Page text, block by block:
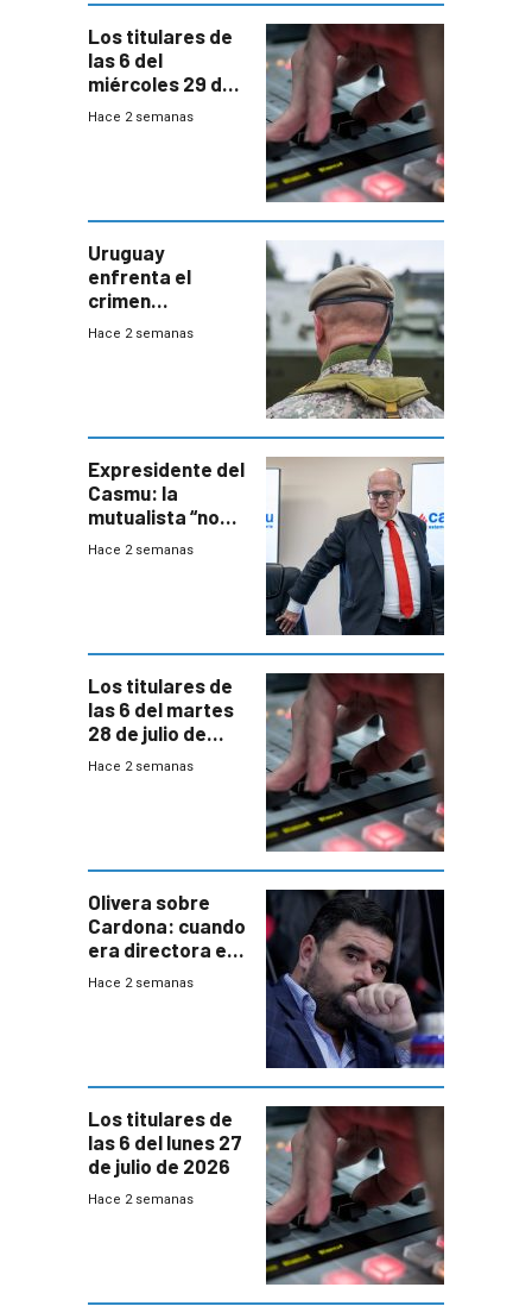
Los titulares de
las 6 del
miércoles 29 de
julio de 2026
Hace 2 semanas
Uruguay
enfrenta el
crimen
organizado con
seguridad
Hace 2 semanas
Expresidente del
Casmu: la
mutualista “no
está para pagar”
Hace 2 semanas
Los titulares de
las 6 del martes
28 de julio de
2026
Hace 2 semanas
Olivera sobre
Cardona: cuando
era directora en
UTE “no era muy
Hace 2 semanas
Los titulares de
las 6 del lunes 27
de julio de 2026
Hace 2 semanas